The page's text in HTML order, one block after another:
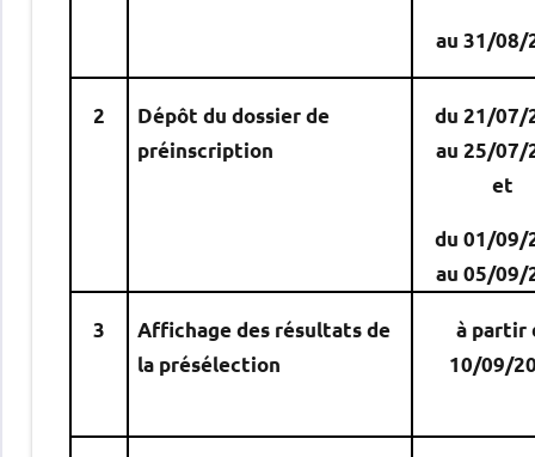
au 31/08/
2
Dépôt du dossier de
préinscription
du 21/07/
au 25/07/
et
du 01/09/
au 05/09/
3
Affichage des résultats de
la présélection
à partir
10/09/